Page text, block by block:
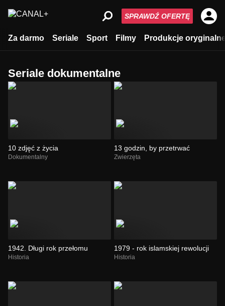
Za darmo Seriale Sport Filmy Produkcje
SPRAWDŹ OFERTĘ
Seriale dokumentalne
10 zdjęć z życia
Dokumentalny
13 godzin, by przetrwać
Zwierzęta
1942. Długi rok przełomu
Historia
1979 - rok islamskiej rewolucji
Historia